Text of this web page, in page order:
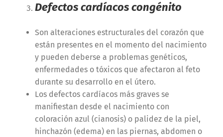
Defectos cardíacos congénito
Son alteraciones estructurales del corazón que
están presentes en el momento del nacimiento
y pueden deberse a problemas genéticos,
enfermedades o tóxicos que afectaron al feto
durante su desarrollo en el útero.
Los defectos cardíacos más graves se
manifiestan desde el nacimiento con
coloración azul (cianosis) o palidez de la piel,
hinchazón (edema) en las piernas, abdomen o